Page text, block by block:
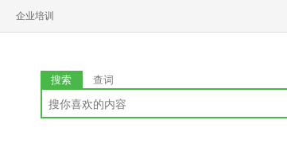
企业培训
搜索 查词